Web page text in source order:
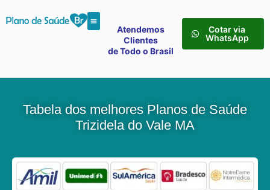
Atendemos
Clientes
de Todo o Brasil
Cotar via
WhatsApp
Tabela dos melhores Planos de Saúde
Trizidela do Vale MA